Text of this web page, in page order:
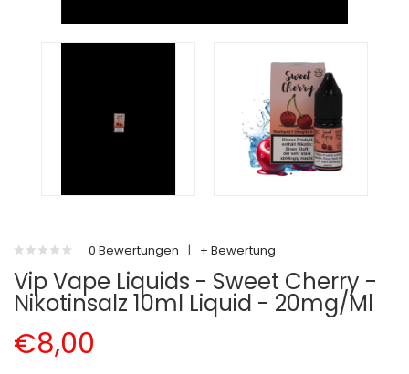
0 Bewertungen | + Bewertung
Vip Vape Liquids - Sweet Cherry -
Nikotinsalz 10ml Liquid - 20mg/ml
€8,00